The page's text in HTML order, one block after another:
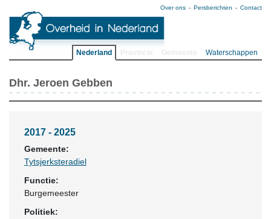
Over ons Persberichten Contact
Nederland Waterschappen
Dhr. Jeroen Gebben
2017 - 2025
Gemeente:
Tytsjerksteradiel
Functie:
Burgemeester
Politiek: